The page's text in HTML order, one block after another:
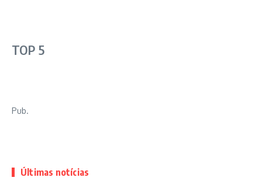
TOP 5
Pub.
Últimas notícias